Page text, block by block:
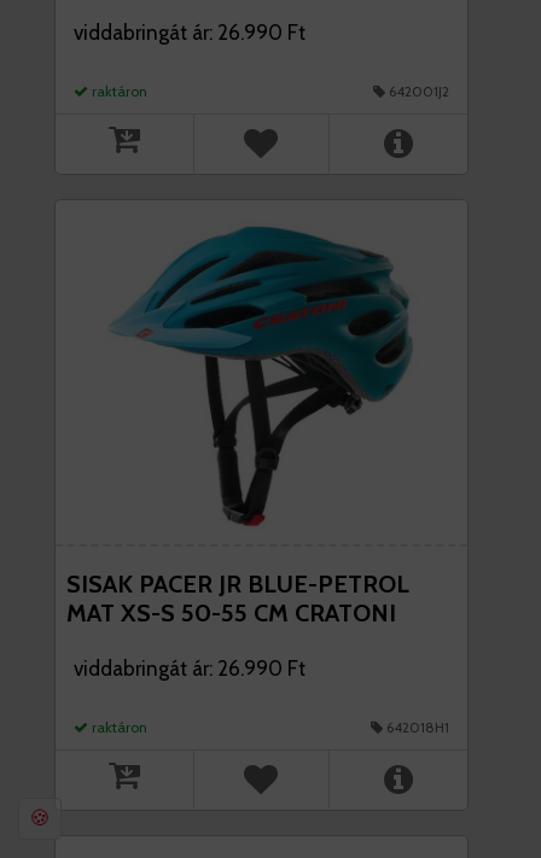
🍪
viddabringát ár: 26.990 Ft
raktáron 642001J2
SISAK PACER JR BLUE-PETROL
MAT XS-S 50-55 CM CRATONI
viddabringát ár: 26.990 Ft
raktáron 642018H1